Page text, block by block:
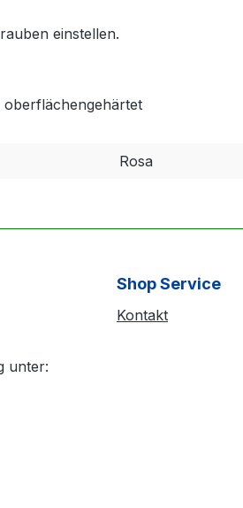
einstellen.
Rosa
unter:
Shop Service
Kontakt